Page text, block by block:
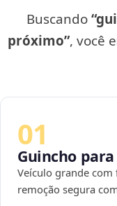
Buscando
próximo”, você
01
Guincho
Veículo grande com
remoção segura